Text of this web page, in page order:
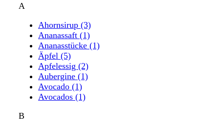
A
Ahornsirup (3)
Ananassaft (1)
Ananasstücke (1)
Äpfel (5)
Apfelessig (2)
Aubergine (1)
Avocado (1)
Avocados (1)
B